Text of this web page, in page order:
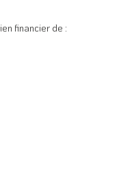
financier de :